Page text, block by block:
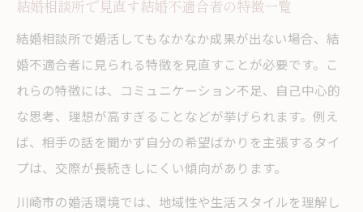
結婚相談所で見直す結婚不適合者の特徴一覧
結婚相談所で婚活してもなかなか成果が出ない場合、結
婚不適合者に見られる特徴を見直すことが必要です。こ
れらの特徴には、コミュニケーション不足、自己中心的
な思考、理想が高すぎることなどが挙げられます。例え
ば、相手の話を聞かず自分の希望ばかりを主張するタイ
プは、交際が長続きしにくい傾向があります。
川崎市の婚活環境では、地域性や生活スタイルを理解し